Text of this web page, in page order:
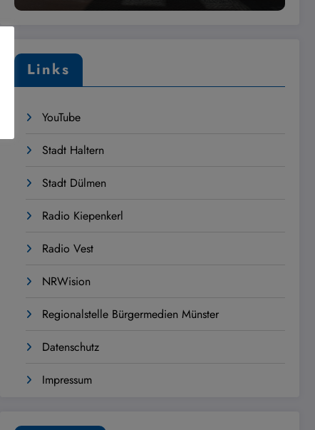
Links
YouTube
Stadt Haltern
Stadt Dülmen
Radio Kiepenkerl
Radio Vest
NRWision
Regionalstelle Bürgermedien Münster
Datenschutz
Impressum